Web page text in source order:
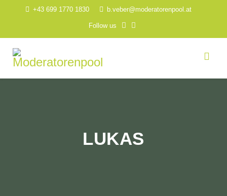
+43 699 1770 1830 b.veber@moderatorenpool.at
Follow us
LUKAS